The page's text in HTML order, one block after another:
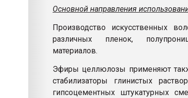
Основной направления
Производство искусственных
различных пленок,
материалов.
Эфиры целлюлозы применяют
стабилизаторы глинистых
гипсоцементных штукатурных